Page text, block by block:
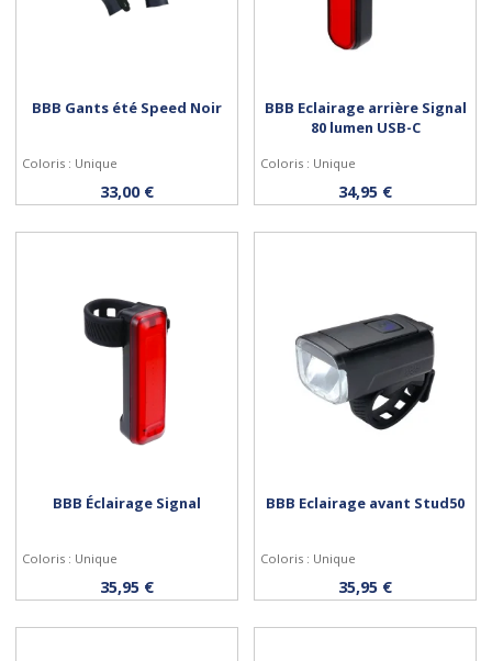
Personnaliser
BBB Gants été Speed Noir
Coloris : Unique
33,00 € Acheter
BBB Eclairage arrière Signal
80 lumen USB-C
Coloris : Unique
34,95 €
Acheter
BBB Éclairage Signal
Coloris : Unique
35,95 € Acheter
BBB Eclairage avant Stud50
Coloris : Unique
35,95 €